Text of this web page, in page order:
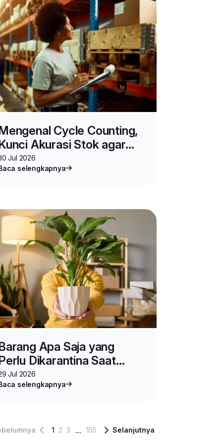
Cycle Counting,
Akurasi Stok agar
Berjalan Strategis
Jul 2026
selengkapnya
Apa Saja yang
Dikarantina Saat
Jul 2026
selengkapnya
1 2 3 ... 155 Selanjutnya